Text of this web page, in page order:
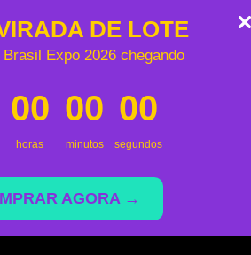
DE LOTE
Expo 2026 chegando
00
horas
00
minutos
00
segundos
AGORA →